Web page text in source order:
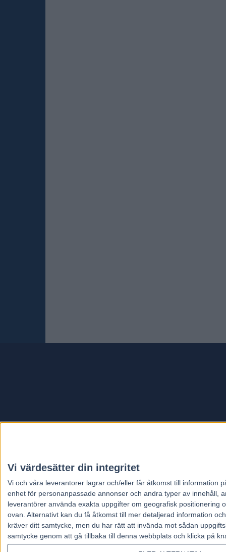
Vi värdesätter din integritet
Vi och våra leverantorer lagrar och/eller får åtkomst till information
enhet för personanpassade annonser och andra typer av innehåll,
leverantörer använda exakta uppgifter om geografisk
ovan. Alternativt kan du få åtkomst till mer detaljerad information
kräver ditt samtycke, men du har rätt att invända mot sådan
samtycke genom att gå tillbaka till denna webbplats och klicka på